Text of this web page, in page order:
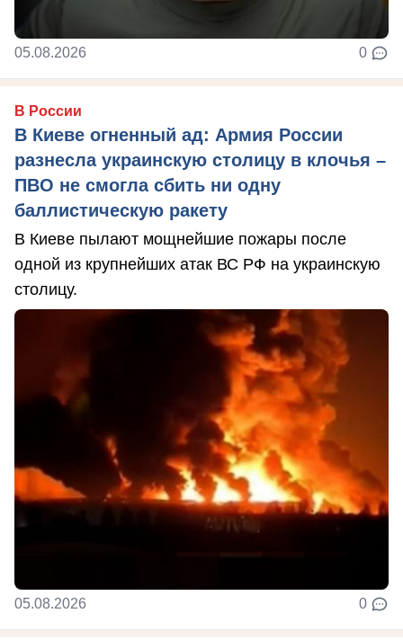
05.08.2026 0
В России
В Киеве огненный ад: Армия России
разнесла украинскую столицу в клочья –
ПВО не смогла сбить ни одну
баллистическую ракету
В Киеве пылают мощнейшие пожары после
одной из крупнейших атак ВС РФ на украинскую
столицу.
05.08.2026 0